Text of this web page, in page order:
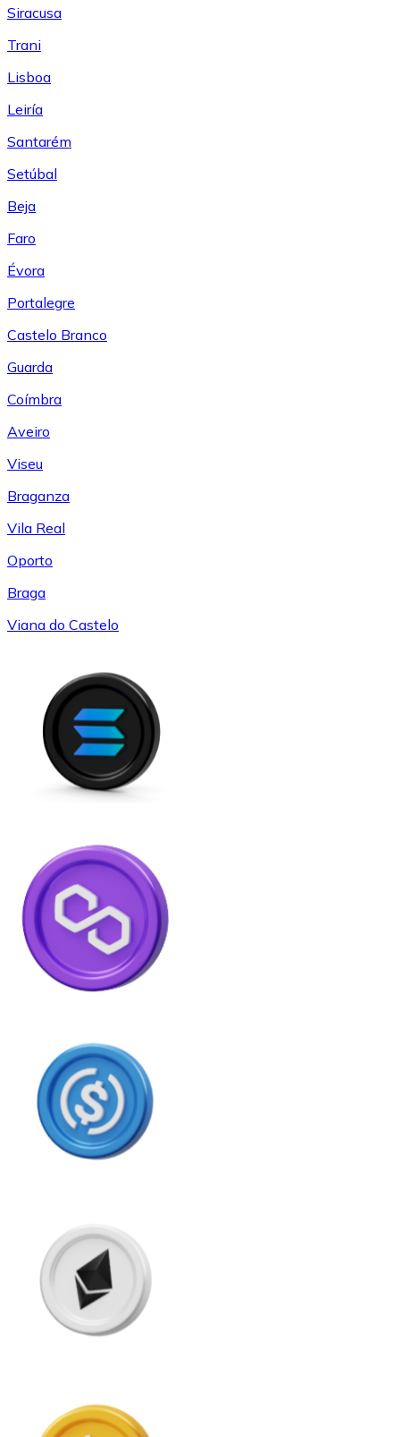
Siracusa
Trani
Lisboa
Leiría
Santarém
Setúbal
Beja
Faro
Évora
Portalegre
Castelo Branco
Guarda
Coímbra
Aveiro
Viseu
Braganza
Vila Real
Oporto
Braga
Viana do Castelo